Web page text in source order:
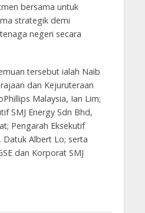
bersama untuk
strategik demi
negeri secara
tersebut ialah Naib
dan Kejuruteraan
Malaysia, Ian Lim;
SMJ Energy Sdn Bhd,
Pengarah Eksekutif
Datuk Albert Lo; serta
dan Korporat SMJ